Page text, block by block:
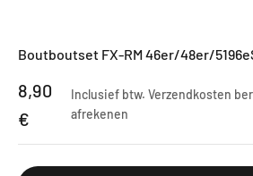
Boutboutset FX-RM 46er/48er/
Aanbiedingsprijs
8,90
€
Inclusief btw. Verzendkosten
afrekenen